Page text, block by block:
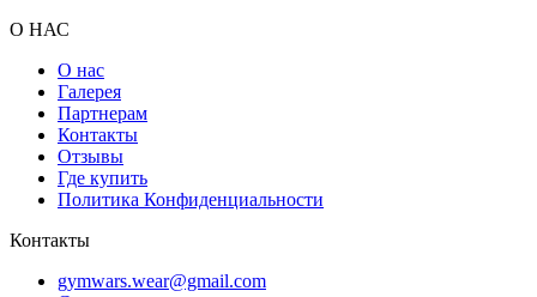
О НАС
О нас
Галерея
Партнерам
Контакты
Отзывы
Где купить
Политика Конфиденциальности
Контакты
gymwars.wear@gmail.com